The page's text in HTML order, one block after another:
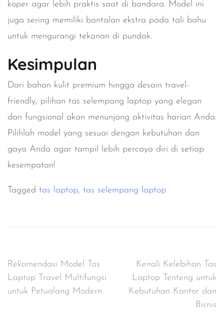
koper agar lebih praktis saat di bandara. Model ini
juga sering memiliki bantalan ekstra pada tali bahu
untuk mengurangi tekanan di pundak.
Kesimpulan
Dari bahan kulit premium hingga desain travel-
friendly, pilihan tas selempang laptop yang elegan
dan fungsional akan menunjang aktivitas harian Anda.
Pilihlah model yang sesuai dengan kebutuhan dan
gaya Anda agar tampil lebih percaya diri di setiap
kesempatan!
Tagged tas laptop, tas selempang laptop
Post
navigation
Rekomendasi Model Tas
Laptop Travel Multifungsi
untuk Petualang Modern
Kenali Kelebihan Tas
Laptop Tenteng untuk
Kebutuhan Kantor dan
Bisnis